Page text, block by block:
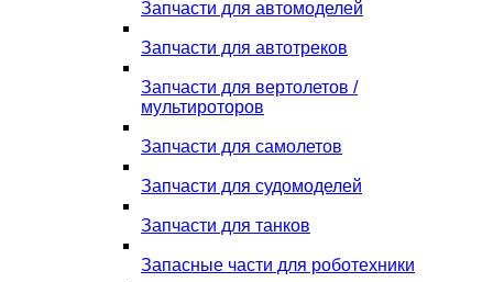
Запчасти для автомоделей
Запчасти для автотреков
Запчасти для вертолетов /
мультироторов
Запчасти для самолетов
Запчасти для судомоделей
Запчасти для танков
Запасные части для роботехники